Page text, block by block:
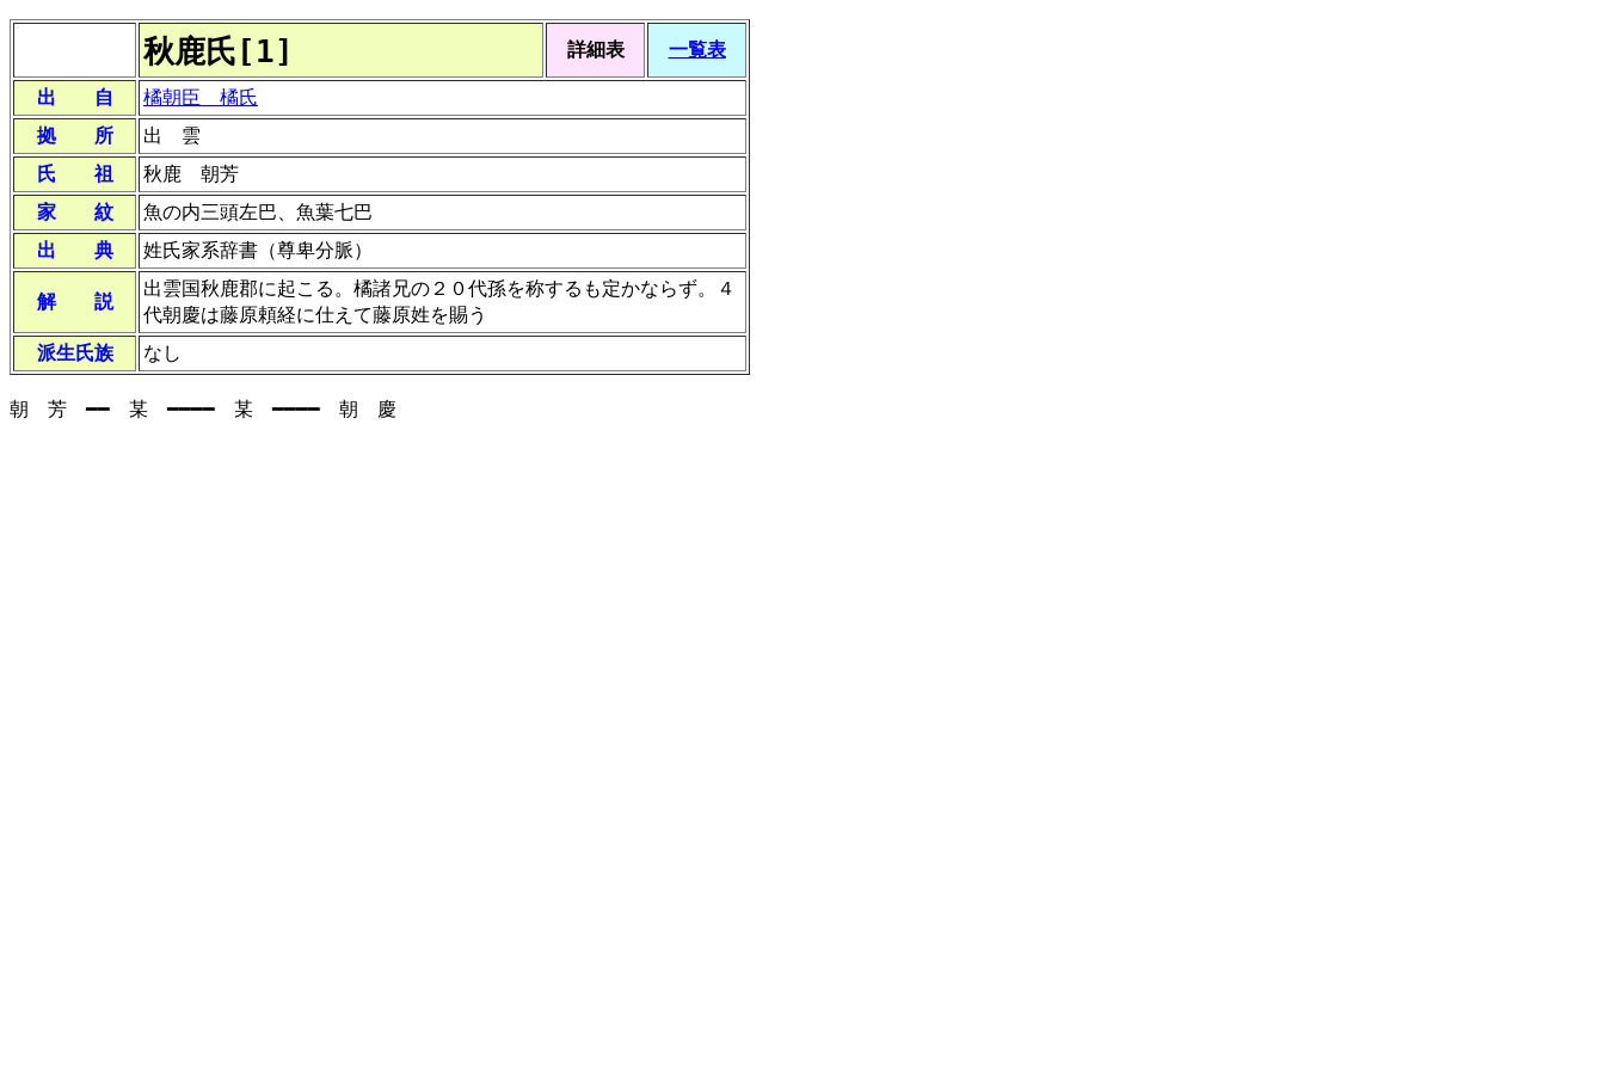
秋鹿氏[1] 詳細表 一覧表
出 自
橘朝臣 橘氏
拠 所
出 雲
氏 祖
秋鹿 朝芳
家 紋
魚の内三頭左巴、魚葉七巴
出 典
姓氏家系辞書（尊卑分脈）
解 説
出雲国秋鹿郡に起こる。橘諸兄の２０代孫を称するも定かならず。４
代朝慶は藤原頼経に仕えて藤原姓を賜う
派生氏族
なし
朝 芳 ━━ 某 ━━━━ 某 ━━━━ 朝 慶